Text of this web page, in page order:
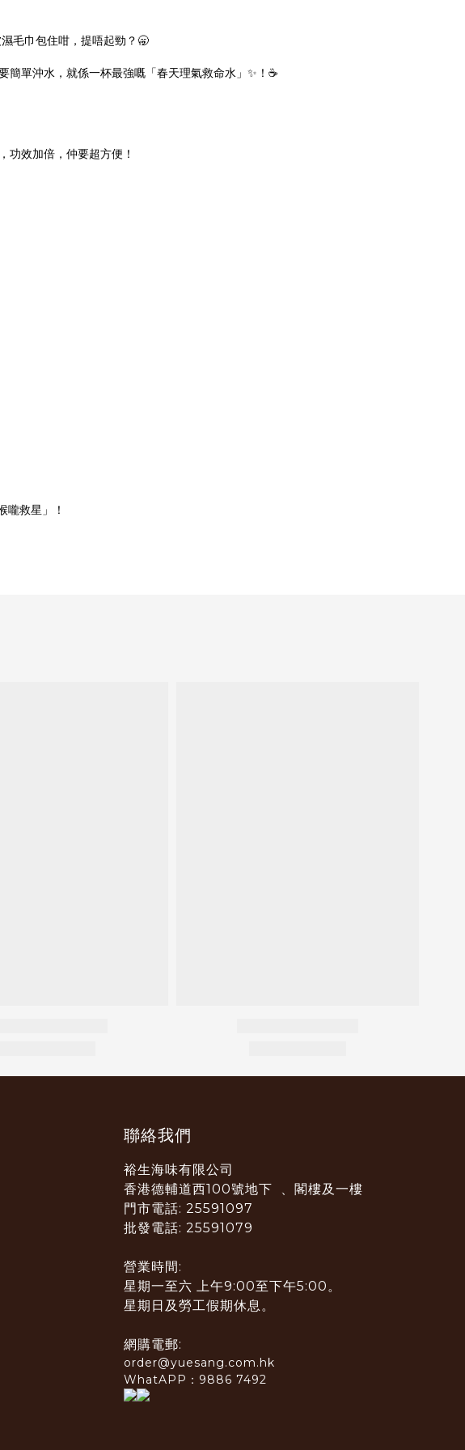
毛巾包住咁，提唔起勁？🥱
單沖水，就係一杯最強嘅「春天理氣救命水」✨！☕️
功效加倍，仲要超方便！
嚨救星」！
聯絡我們
裕生海味有限公司
香港德輔道西100號地下 、閣樓及一樓
門市電話: 25591097
批發電話: 25591079
營業時間:
星期一至六 上午9:00至下午5:00。
星期日及勞工假期休息。
網購電郵:
order@yuesang.com.hk
WhatAPP：9886 7492